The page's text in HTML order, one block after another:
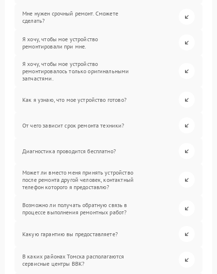
Мне нужен срочный ремонт. Сможете
сделать?
Я хочу, чтобы мое устройство
ремонтировали при мне.
Я хочу, чтобы мое устройство
ремонтировалось только оригинальными
запчастями.
Как я узнаю, что мое устройство готово?
От чего зависит срок ремонта техники?
Диагностика проводится бесплатно?
Может ли вместо меня принять устройство
после ремонта другой человек, контактный
телефон которого я предоставлю?
Возможно ли получать обратную связь в
процессе выполнения ремонтных работ?
Какую гарантию вы предоставляете?
В каких районах Томска располагаются
сервисные центры BBK?